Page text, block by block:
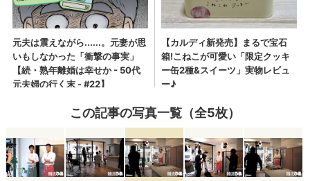
この記事の写真一覧（全5枚）